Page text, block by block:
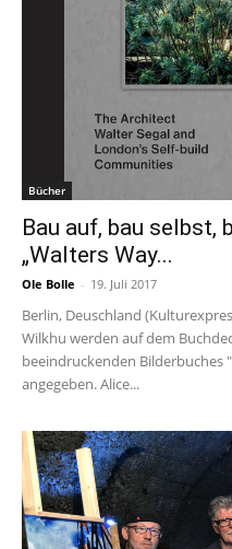
Bücher
Bau auf, bau selbst,
„Walters Way...
Ole Bolle - 19. Juli 2017
Berlin, Deuschland
Wilkhu werden auf dem
beeindruckenden Bilderbuches
angegeben. Alice...